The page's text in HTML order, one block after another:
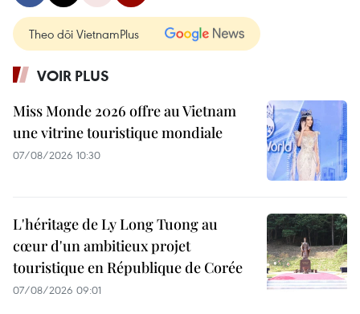
Theo dõi VietnamPlus
VOIR PLUS
Miss Monde 2026 offre au Vietnam
une vitrine touristique mondiale
07/08/2026 10:30
L'héritage de Ly Long Tuong au
cœur d'un ambitieux projet
touristique en République de Corée
07/08/2026 09:01